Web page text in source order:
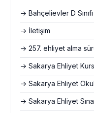
→ Bahçelievler D
→ İletişim
→ 257. ehliyet alma
→ Sakarya Ehliyet
→ Sakarya Ehliyet
→ Sakarya Ehliyet